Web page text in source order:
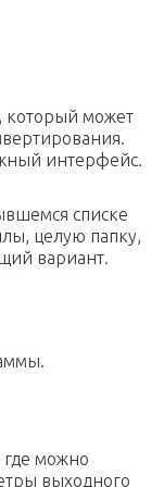
который может
интерфейс.
списке
целую папку,
вариант.
можно
выходного